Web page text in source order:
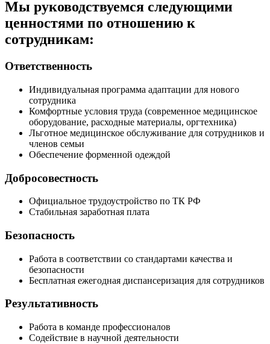
Мы руководствуемся следующими
ценностями по отношению к
сотрудникам:
Ответственность
Индивидуальная программа адаптации для нового
сотрудника
Комфортные условия труда (современное медицинское
оборудование, расходные материалы, оргтехника)
Льготное медицинское обслуживание для сотрудников и
членов семьи
Обеспечение форменной одеждой
Добросовестность
Официальное трудоустройство по ТК РФ
Стабильная заработная плата
Безопасность
Работа в соответствии со стандартами качества и
безопасности
Бесплатная ежегодная диспансеризация для сотрудников
Результативность
Работа в команде профессионалов
Содействие в научной деятельности